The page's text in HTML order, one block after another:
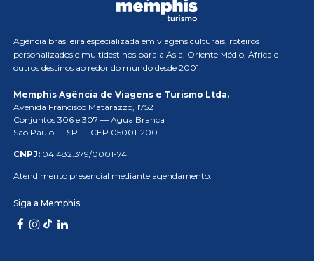
Agência brasileira especializada em viagens culturais, roteiros
personalizados e multidestinos para a Ásia, Oriente Médio, África e
outros destinos ao redor do mundo desde 2001.
Memphis Agência de Viagens e Turismo Ltda.
Avenida Francisco Matarazzo, 1752
Conjuntos 306 e 307 — Água Branca
São Paulo — SP — CEP 05001-200
CNPJ: 04.482.379/0001-74
Atendimento presencial mediante agendamento.
Siga a Memphis